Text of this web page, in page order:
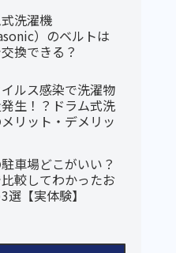
洗濯機
）のベルトは
換できる？
ルス感染で洗濯物
生！？ドラム式洗
リット・デメリッ
車場どこがいい？
較してわかったお
選【実体験】